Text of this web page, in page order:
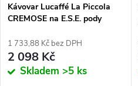
Kávovar Lucaffé La Piccola
CREMOSE na E.S.E. pody
1 733,88 Kč bez DPH
2 098 Kč
Skladem >5 ks